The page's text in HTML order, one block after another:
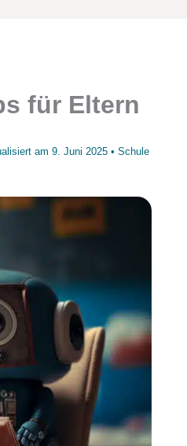
für Eltern
am 9. Juni 2025 • Schule